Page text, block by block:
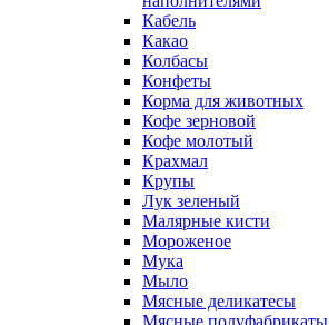
Кабель
Какао
Колбасы
Конфеты
Корма для животных
Кофе зерновой
Кофе молотый
Крахмал
Крупы
Лук зеленый
Малярные кисти
Мороженое
Мука
Мыло
Мясные деликатесы
Мясные полуфабрикаты